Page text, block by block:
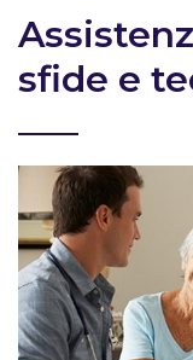
sfide e